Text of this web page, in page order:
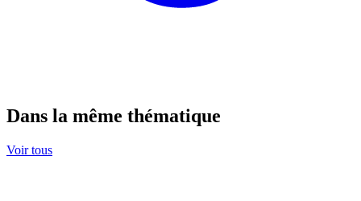
Dans la même thématique
Voir tous